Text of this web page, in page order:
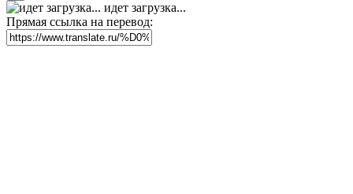
идет загрузка...
Прямая ссылка на перевод: